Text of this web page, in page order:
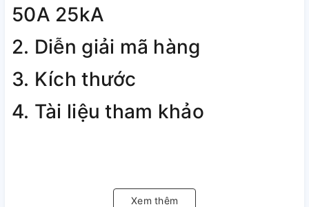
50A 25kA
2. Diễn giải mã hàng
3. Kích thước
4. Tài liệu tham khảo
Xem thêm